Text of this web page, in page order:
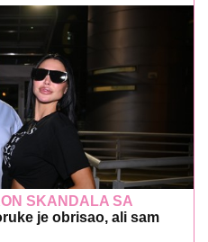
SKANDALA SA
je obrisao, ali sam